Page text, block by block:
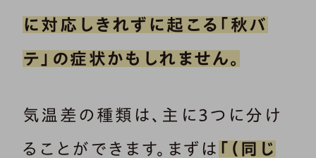
に対応しきれずに起こる「秋バ
テ」の症状かもしれません。
気温差の種類は、主に3つに分け
ることができます。まずは 「（同じ